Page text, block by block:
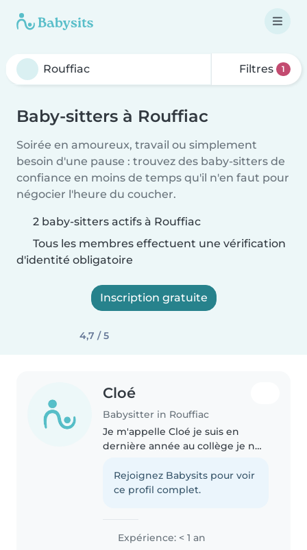
Filtres 1
Baby-sitters à Rouffiac
Soirée en amoureux, travail ou simplement
besoin d'une pause : trouvez des baby-sitters de
confiance en moins de temps qu'il n'en faut pour
négocier l'heure du coucher.
2 baby-sitters actifs à Rouffiac
Tous les membres effectuent une vérification
d'identité obligatoire
Inscription gratuite
4,7 / 5
Cloé
Babysitter in Rouffiac
Je m'appelle Cloé je suis en
dernière année au collège je n
mais j ai fais un stage d un jour a
une école et de 1 semaines a une
Rejoignez Babysits pour voir
ce profil complet.
Expérience: < 1 an